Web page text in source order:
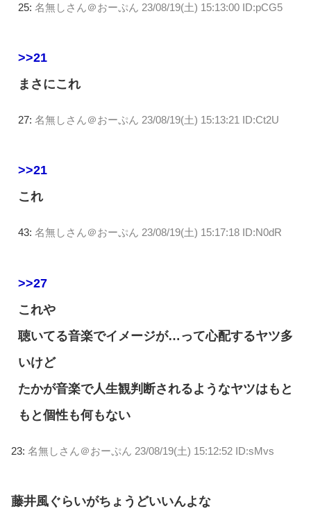
25: 名無しさん＠おーぷん 23/08/19(土) 15:13:00 ID:pCG5
>>21
まさにこれ
27: 名無しさん＠おーぷん 23/08/19(土) 15:13:21 ID:Ct2U
>>21
これ
43: 名無しさん＠おーぷん 23/08/19(土) 15:17:18 ID:N0dR
>>27
これや
聴いてる音楽でイメージが…って心配するヤツ多
いけど
たかが音楽で人生観判断されるようなヤツはもと
もと個性も何もない
23: 名無しさん＠おーぷん 23/08/19(土) 15:12:52 ID:sMvs
藤井風ぐらいがちょうどいいんよな